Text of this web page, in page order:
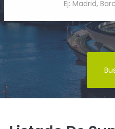
Ej: Madrid,